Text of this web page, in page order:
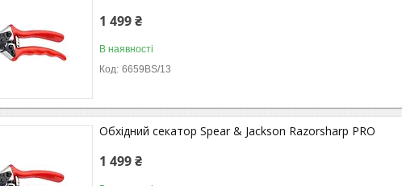
1 499 ₴
В наявності
6659BS/13
Обхідний секатор Spear & Jackson Razorsharp PRO
1 499 ₴